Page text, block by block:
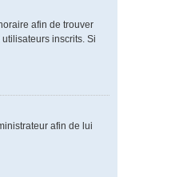
afin de trouver
inscrits. Si
afin de lui